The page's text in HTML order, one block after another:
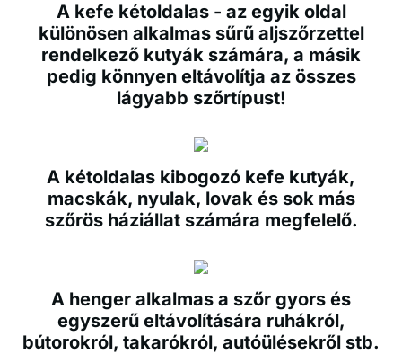
A kefe kétoldalas - az egyik oldal
különösen alkalmas sűrű aljszőrzettel
rendelkező kutyák számára, a másik
pedig könnyen eltávolítja az összes
lágyabb szőrtípust!
A kétoldalas kibogozó kefe kutyák,
macskák, nyulak, lovak és sok más
szőrös háziállat számára megfelelő.
A henger alkalmas a szőr gyors és
egyszerű eltávolítására ruhákról,
bútorokról, takarókról, autóülésekről stb.